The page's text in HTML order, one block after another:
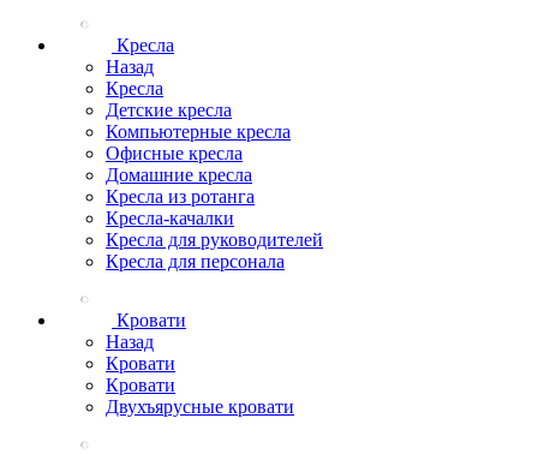
Кресла
Назад
Кресла
Детские кресла
Компьютерные кресла
Офисные кресла
Домашние кресла
Кресла из ротанга
Кресла-качалки
Кресла для руководителей
Кресла для персонала
Кровати
Назад
Кровати
Кровати
Двухъярусные кровати